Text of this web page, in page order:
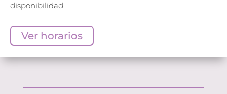
disponibilidad.
Ver horarios